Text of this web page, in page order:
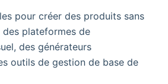
pour créer des produits sans
plateformes de
des générateurs
outils de gestion de base de